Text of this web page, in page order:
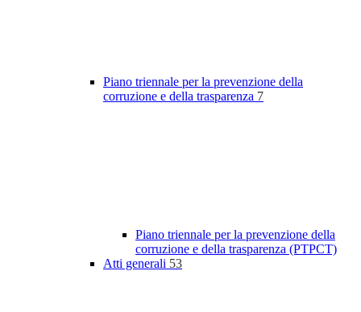
Piano triennale per la prevenzione della
corruzione e della trasparenza 7
Piano triennale per la prevenzione della
corruzione e della trasparenza (PTPCT)
Atti generali 53